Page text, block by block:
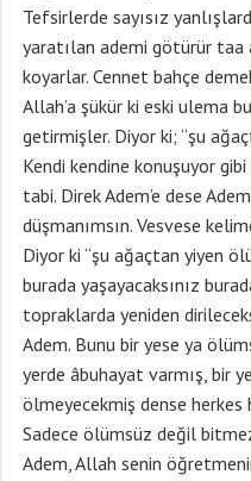
Tefsirlerde sayısız
yaratılan ademi götürür
koyarlar. Cennet bahçe
Allah’a şükür ki eski ulema
getirmişler. Diyor ki; “şu
Kendi kendine konuşuyor
tabi. Direk Adem’e dese
düşmanımsın. Vesvese
Diyor ki “şu ağaçtan yiyen
burada yaşayacaksınız
topraklarda yeniden
Adem. Bunu bir yese ya
yerde âbuhayat varmış, bir
ölmeyecekmiş dense herkes
Sadece ölümsüz değil
Adem, Allah senin